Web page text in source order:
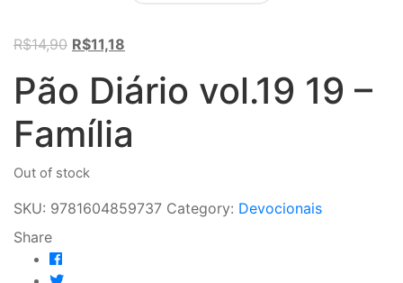
R$14,90 Original
was:
R$14,90.
R$11,18
is:
R$11,18.
Pão Diário vol.19 19 –
Família
Out of stock
SKU: 9781604859737 Category: Devocionais
Share